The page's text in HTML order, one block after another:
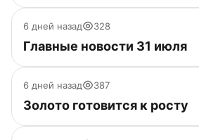
6 дней назад 328
Главные новости 31 июля
6 дней назад 387
Золото готовится к росту